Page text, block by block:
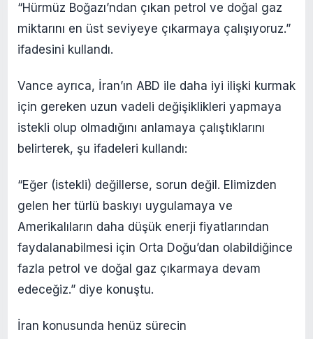
“Hürmüz Boğazı’ndan çıkan petrol ve doğal gaz
miktarını en üst seviyeye çıkarmaya çalışıyoruz.”
ifadesini kullandı.
Vance ayrıca, İran’ın ABD ile daha iyi ilişki kurmak
için gereken uzun vadeli değişiklikleri yapmaya
istekli olup olmadığını anlamaya çalıştıklarını
belirterek, şu ifadeleri kullandı:
“Eğer (istekli) değillerse, sorun değil. Elimizden
gelen her türlü baskıyı uygulamaya ve
Amerikalıların daha düşük enerji fiyatlarından
faydalanabilmesi için Orta Doğu’dan olabildiğince
fazla petrol ve doğal gaz çıkarmaya devam
edeceğiz.” diye konuştu.
İran konusunda henüz sürecin